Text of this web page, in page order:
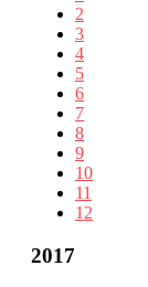
2
3
4
5
6
7
8
9
10
11
12
2017